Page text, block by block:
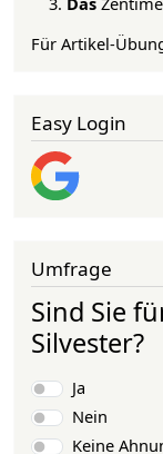
Für Artikel-
Easy Login
Umfrage
Sind Sie
Silvester?
Ja
Nein
Keine